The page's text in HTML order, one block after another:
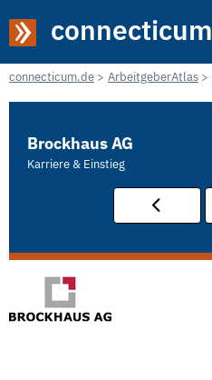
connecticum
connecticum.de ArbeitgeberAtlas
Brockhaus AG
Karriere & Einstieg